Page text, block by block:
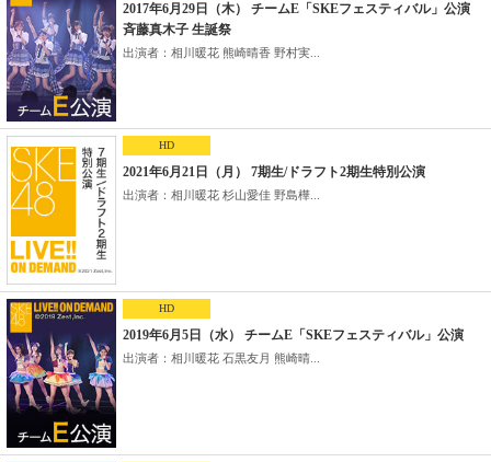
2017年6月29日（木） チームE「SKEフェスティバル」公演
斉藤真木子 生誕祭
出演者：相川暖花 熊崎晴香 野村実...
HD
2021年6月21日（月） 7期生/ドラフト2期生特別公演
出演者：相川暖花 杉山愛佳 野島樺...
HD
2019年6月5日（水） チームE「SKEフェスティバル」公演
出演者：相川暖花 石黒友月 熊崎晴...